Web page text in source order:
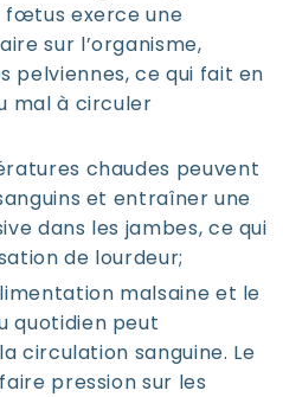
fœtus exerce une
sur l’organisme,
pelviennes, ce qui fait en
mal à circuler
chaudes peuvent
et entraîner une
dans les jambes, ce qui
de lourdeur;
malsaine et le
quotidien peut
circulation sanguine. Le
pression sur les